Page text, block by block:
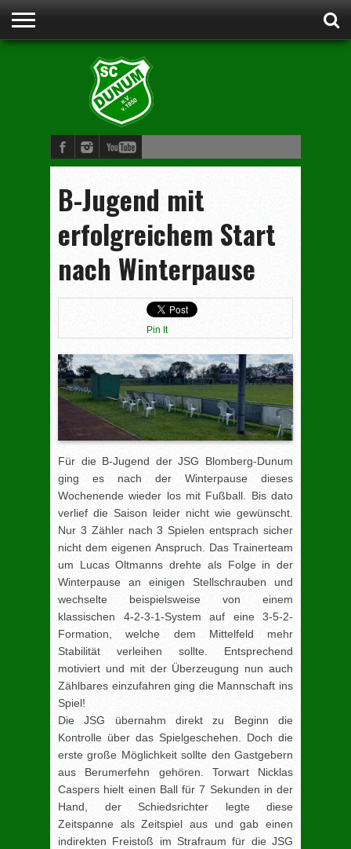
ANSPRECHPARTNER
SCHWIMMEN
KINDERTURNEN
BOGENSCHIESSEN
DAMENGYMNASTIK
B-Jugend mit
erfolgreichem Start
nach Winterpause
Pin It
Für die B-Jugend der JSG Blomberg-Dunum
ging es nach der Winterpause dieses
Wochenende wieder los mit Fußball. Bis dato
verlief die Saison leider nicht wie gewünscht.
Nur 3 Zähler nach 3 Spielen entsprach sicher
nicht dem eigenen Anspruch. Das Trainerteam
um Lucas Oltmanns drehte als Folge in der
Winterpause an einigen Stellschrauben und
wechselte beispielsweise von einem
klassischen 4-2-3-1-System auf eine 3-5-2-
Formation, welche dem Mittelfeld mehr
Stabilität verleihen sollte. Entsprechend
motiviert und mit der Überzeugung nun auch
Zählbares einzufahren ging die Mannschaft ins
Spiel!
Die JSG übernahm direkt zu Beginn die
Kontrolle über das Spielgeschehen. Doch die
erste große Möglichkeit sollte den Gastgebern
aus Berumerfehn gehören. Torwart Nicklas
Caspers hielt einen Ball für 7 Sekunden in der
Hand, der Schiedsrichter legte diese
Zeitspanne als Zeitspiel aus und gab einen
indirekten Freistoß im Strafraum für die JSG